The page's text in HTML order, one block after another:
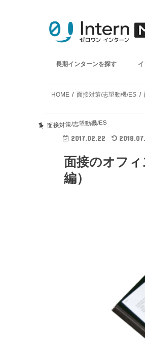
長期インターンを探す
HOME 面接対策/志望動機/ES
面接対策/志望動機/ES
2017.02.22
面接のオフ
編）